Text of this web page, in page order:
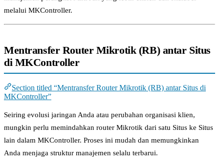
melalui MKController.
Mentransfer Router Mikrotik (RB) antar Situs
di MKController
Section titled “Mentransfer Router Mikrotik (RB) antar Situs di
MKController”
Seiring evolusi jaringan Anda atau perubahan organisasi klien,
mungkin perlu memindahkan router Mikrotik dari satu Situs ke Situs
lain dalam MKController. Proses ini mudah dan memungkinkan
Anda menjaga struktur manajemen selalu terbarui.